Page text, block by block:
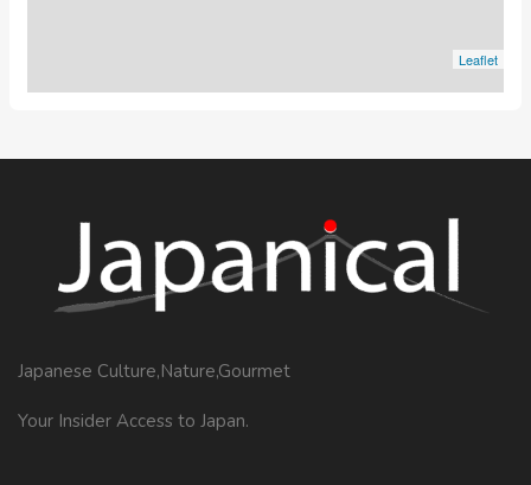
Leaflet
Japanese Culture,Nature,Gourmet
Your Insider Access to Japan.